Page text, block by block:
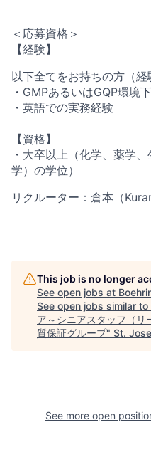
＜応募資格＞
【経験】
以下全てをお持ちの方（経
・GMPあるいはGQP環境
・英語での実務経験
【資格】
・大卒以上（化学、薬学
学）の学位）
リクルーター：倉本（
This job is no longer
See open jobs at
See open jobs similar to
ア～シニアスタッフ（リ
質保証グループ" St.
See more open